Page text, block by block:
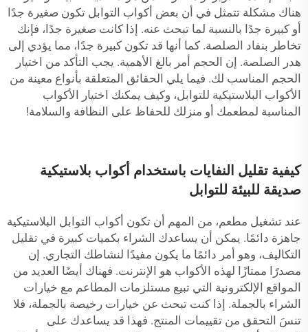
هناك مشكلة تتمثل في أن بعض أكواب التوابل تكون صغيرة جدًا
أو كبيرة جدًا بالنسبة لما تبحث عنه. إذا كانت صغيرة جدًا، فإنك
تخاطر بنفاد الصلصة. كما أنها قد تكون كبيرة جدًا، مما يؤدي إلى
هدر الصلصة. إن الحجم أمر بالغ الأهمية. يجب التأكد من اختيار
الحجم المناسب لك. فيما يلي الحقائق المتعلقة بأنواع معينة من
الأكواب البلاستيكية للتوابل، وكيف يمكنك اختيار الأكواب
المناسبة لمطعمك أو منزلك للحفاظ على النظافة والسلامة!
كيفية تقليل النفايات باستخدام أكواب بلاستيكية
صديقة للبيئة للتوابل
عند تشغيل مطعم، من المهم أن تكون أكواب التوابل البلاستيكية
جاهزة دائمًا. يمكن أن يساعدك الشراء بكميات كبيرة في تقليل
التكاليف، وهو أمر دائمًا ما يكون مفيدًا لنشاطك التجاري. إن
مصدرًا ممتازًا لهذه الأكواب هو الإنترنت. فهناك أيضًا العديد من
المواقع الإلكترونية التي تبيع مستلزمات المطاعم مع خيارات
الشراء بالجملة. إذا كنت تبحث عن خيارات رخيصة بالجملة، فلا
تنسَ التحقق من تقييمات المنتج. فهذا قد يساعدك على